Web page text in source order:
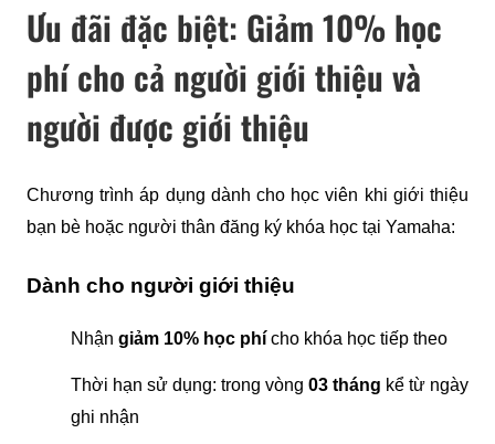
Ưu đãi đặc biệt: Giảm 10% học
phí cho cả người giới thiệu và
người được giới thiệu
Chương trình áp dụng dành cho học viên khi giới thiệu
bạn bè hoặc người thân đăng ký khóa học tại Yamaha:
Dành cho người giới thiệu
Nhận giảm 10% học phí cho khóa học tiếp theo
Thời hạn sử dụng: trong vòng 03 tháng kể từ ngày
ghi nhận